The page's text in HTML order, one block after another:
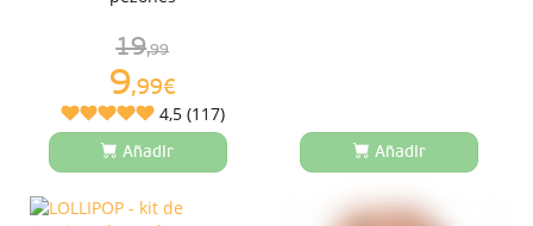
19,99
9,99€
4,5 (117)
Añadir Añadir